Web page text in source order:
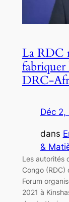
La RDC
fabriquer
DRC-
Déc 2,
dans
&
Les autorités
Congo (RDC)
Forum
2021 à